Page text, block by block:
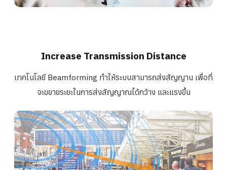
Increase Transmission Distance
เทคโนโลยี Beamforming ทำให้ระบบสามารถส่งสัญญาน เพื่อที่
จะขยายระยะในการส่งสัญญาณได้กว้าง และแรงขึ้น